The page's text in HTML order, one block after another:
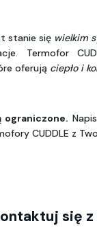
stanie się wielkim
Termofor
oferują ciepło i
ograniczone.
CUDDLE z
się z